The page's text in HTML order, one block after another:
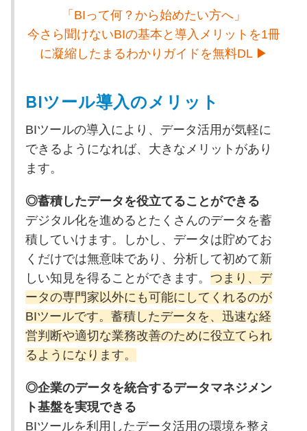
「BIって何？から始めたい方へ」
今さら聞けないBIの基本と導入メリットを1冊
に凝縮したまるわかりガイドを無料DL ▶
BIツール導入のメリット
BIツールの導入により、データ活用が気軽に
できるようになれば、大きなメリットがあり
ます。
◎蓄積したデータを役立てることができる
デジタル化を進めるとたくさんのデータを蓄
積していけます。しかし、データは貯めてお
くだけでは無意味であり、分析して初めて新
しい知見を得ることができます。 つまり、デ
ータの専門家以外にも可能にしてくれるのが
BIツールです。蓄積したデータを、迅速な経
営判断や適切な業務改善のために役立てられ
るようになります。
◎企業のデータを統合するデータマネジメン
ト基盤を実現できる
BIツールを利用したデータ活用の環境を整え